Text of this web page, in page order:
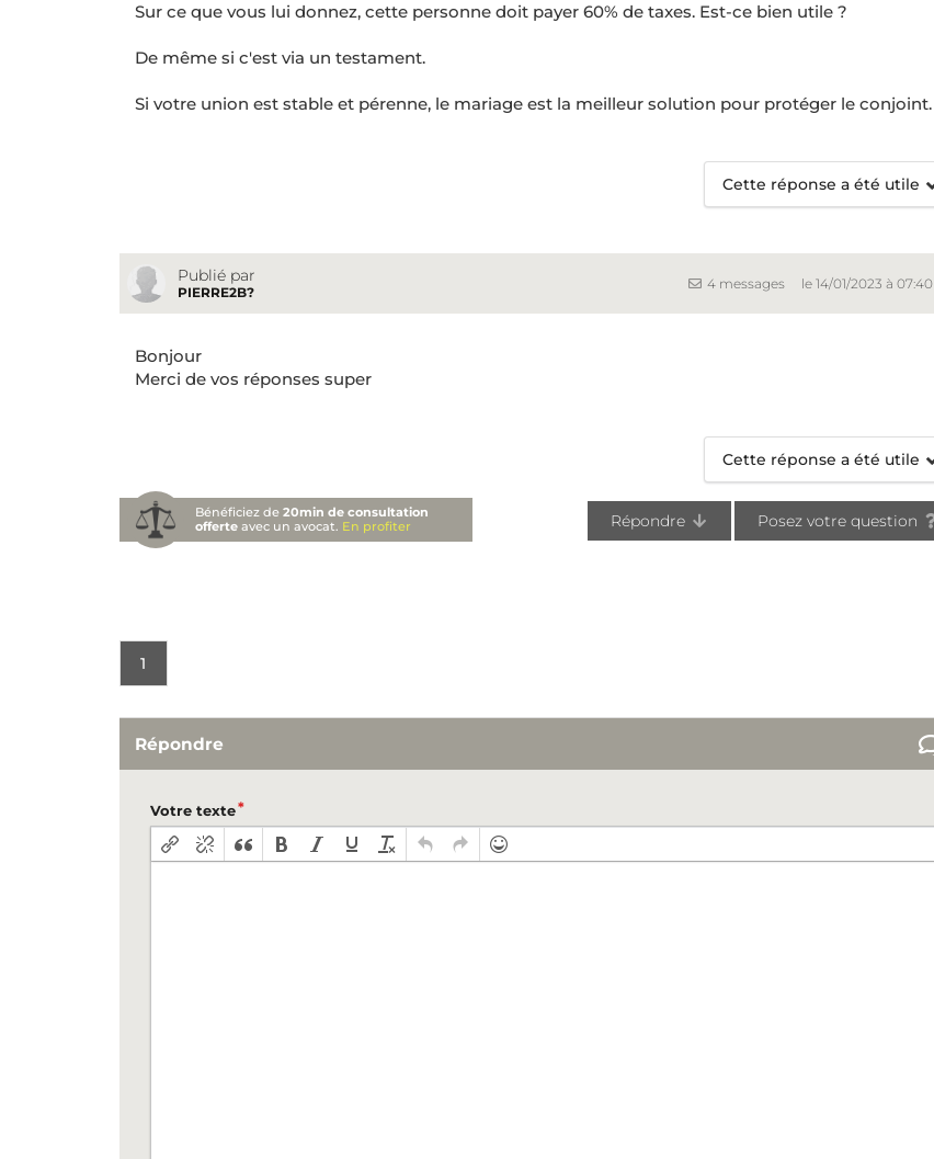
Sur ce que vous lui donnez, cette personne doit payer 60% de taxes. Est-ce bien utile ?
De même si c'est via un testament.
Si votre union est stable et pérenne, le mariage est la meilleur solution pour protéger le conjoint.
Cette réponse a été utile
Publié par
PIERRE2B?
4 messages le 14/01/2023 à 07:40
Bonjour
Merci de vos réponses super
Cette réponse a été utile
Bénéficiez de20min de consultation
offerte avec un avocat. En profiter Répondre Posez votre question
1
Répondre
Votre texte